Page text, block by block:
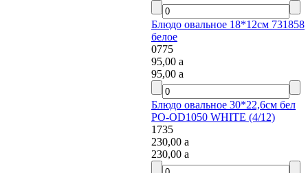
Блюдо овальное 18*12см 731858
белое
0775
95,00a
95,00a
Блюдо овальное 30*22,6см бел
PO-OD1050 WHITE (4/12)
1735
230,00a
230,00a